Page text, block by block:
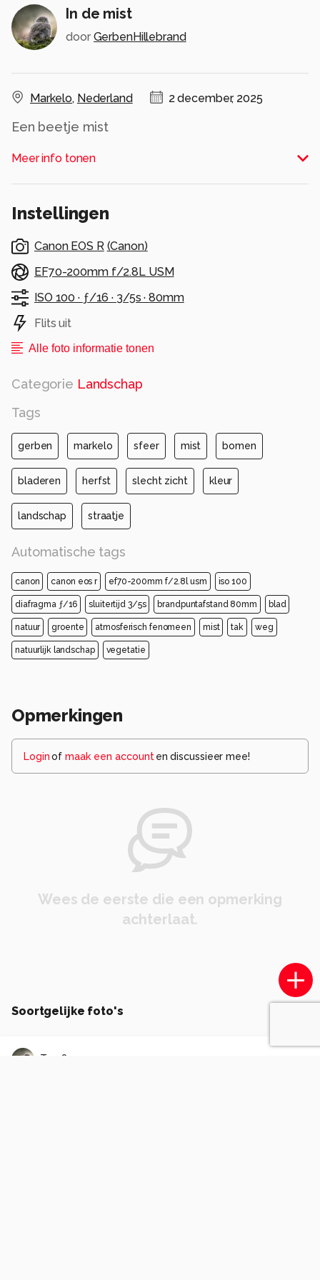
In de mist
door GerbenHillebrand
Markelo, Nederland 2 december, 2025
Een beetje mist
Alle rechten voorbehouden
Meer info tonen
Instellingen
Canon EOS R (Canon)
EF70-200mm f/2.8L USM
ISO 100 · ƒ/16 · 3/5s ·80mm
Flits uit
Alle foto informatie tonen
Categorie Landschap
Tags
gerben markelo sfeer mist bomen
bladeren herfst slecht zicht kleur
landschap straatje
Automatische tags
canon canon eos r ef70-200mm f/2.8l usm iso 100
diafragma ƒ/16 sluitertijd 3/5s brandpuntafstand 80mm blad
natuur groente atmosferisch fenomeen mist tak weg
natuurlijk landschap vegetatie
Opmerkingen
Loginof maak een account en discussieer mee!
Wees de eerste die een opmerking
achterlaat.
Soortgelijke foto's
Trex80